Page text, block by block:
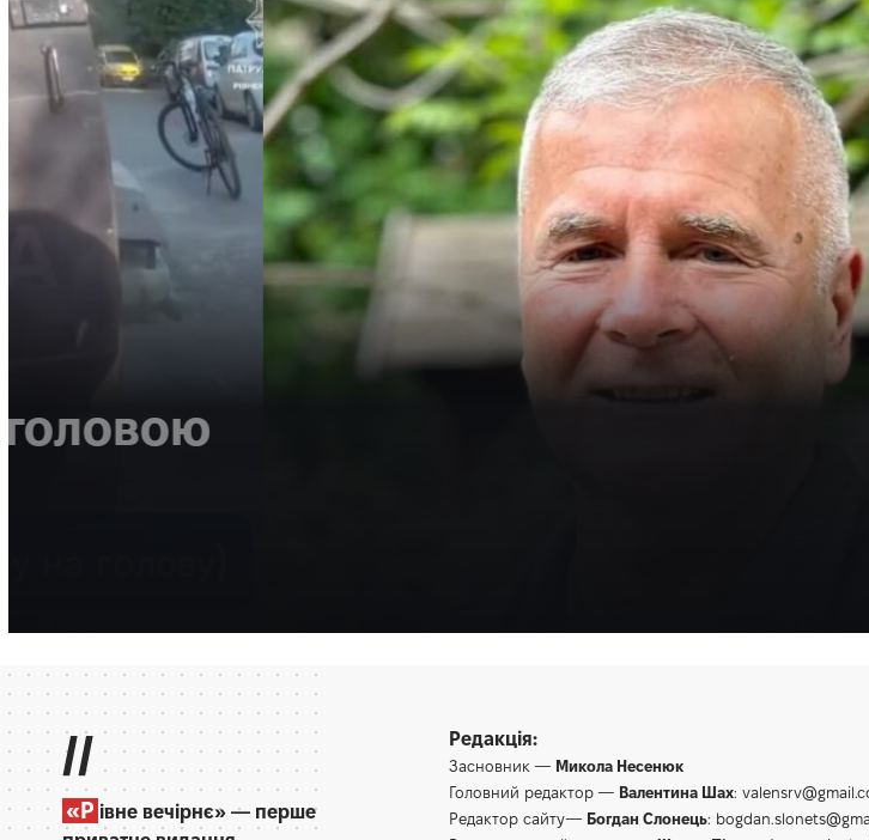
Зеленський нагородив лікаря з
//
«Р івне вечірнє» — перше
Редакція:
Засновник — Микола Несенюк
Головний редактор — Валентина Шах:
Редактор сайту— Богдан Слонець: